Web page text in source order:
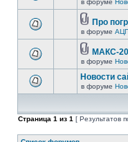
в форуме
Про
в форуме
МАКС-
в форуме
Новости
в форуме
Страница 1 из 1 [ Результатов